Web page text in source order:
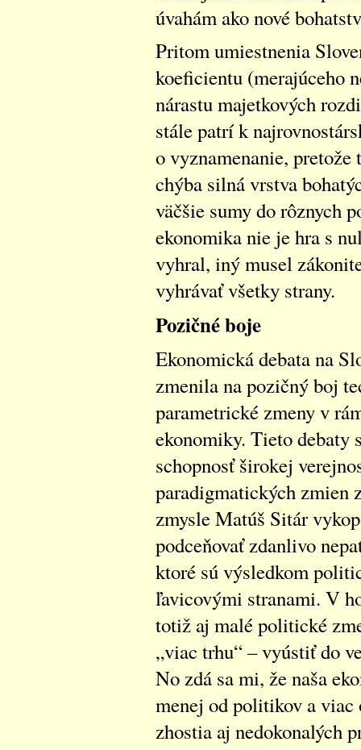
úvahám ako nové
Pritom umiestnenia
koeficientu (merajúceho
nárastu majetkových
stále patrí k
o vyznamenanie,
chýba silná vrstva
väčšie sumy do rôznych
ekonomika nie je hra s
vyhral, iný musel
vyhrávať všetky strany.
Pozičné boje
Ekonomická debata na
zmenila na pozičný boj
parametrické zmeny v
ekonomiky. Tieto debaty
schopnosť širokej
paradigmatických zmien
zmysle Matúš Sitár
podceňovať zdanlivo
ktoré sú výsledkom
ľavicovými stranami. V
totiž aj malé politické
„viac trhu“ – vyústiť do
No zdá sa mi, že naša
menej od politikov a viac
zhostia aj nedokonalých